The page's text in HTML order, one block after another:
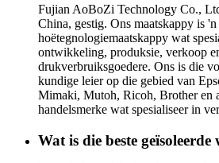
Fujian AoBoZi Technology Co.,
China, gestig. Ons maatskappy is 'n
hoëtegnologiemaatskappy wat
ontwikkeling, produksie, verkoop
drukverbruiksgoedere. Ons is die
kundige leier op die gebied van
Mimaki, Mutoh, Ricoh, Brother en
handelsmerke wat spesialiseer in
Wat is die beste